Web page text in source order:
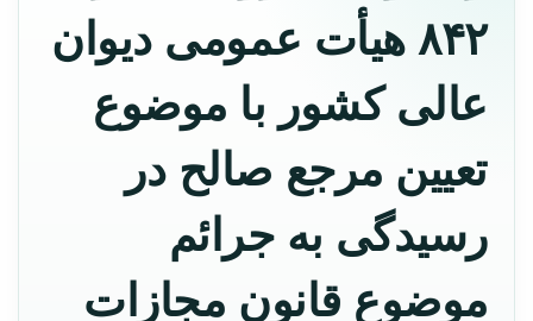
۸۴۲ هیأت عمومی دیوان
عالی کشور با موضوع
تعیین مرجع صالح در
رسیدگی به جرائم
موضوع قانون مجازات